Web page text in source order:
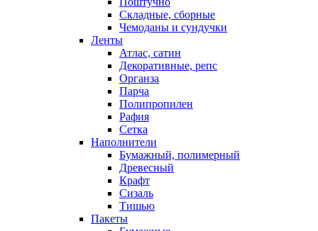
Складные, сборные
Чемоданы и сундучки
Ленты
Атлас, сатин
Декоративные, репс
Органза
Парча
Полипропилен
Рафия
Сетка
Наполнители
Бумажный, полимерный
Древесный
Крафт
Сизаль
Тишью
Пакеты